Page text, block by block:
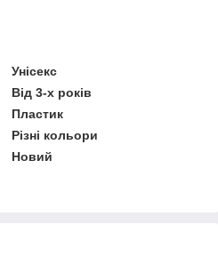
Унісекс
Від 3-х років
Пластик
Різні кольори
Новий